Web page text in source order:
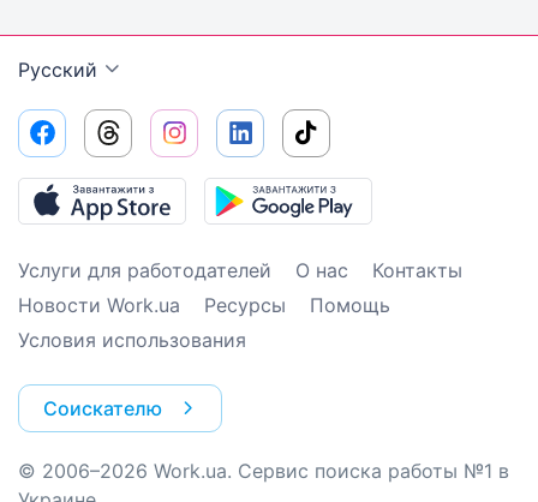
Русский
Услуги для работодателей О нас
Контакты
Новости Work.ua
Ресурсы
Помощь
Условия использования
Соискателю
© 2006–2026 Work.ua. Сервис поиска работы №1 в